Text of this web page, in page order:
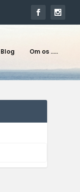
Blog Om os …..